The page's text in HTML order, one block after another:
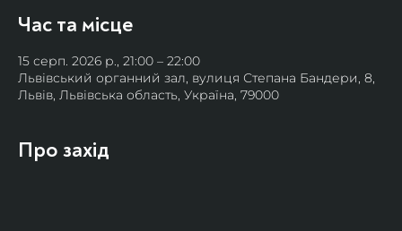
Час та місце
15 серп. 2026 р., 21:00 – 22:00
Львівський органний зал, вулиця Степана Бандери, 8,
Львів, Львівська область, Україна, 79000
Про захід